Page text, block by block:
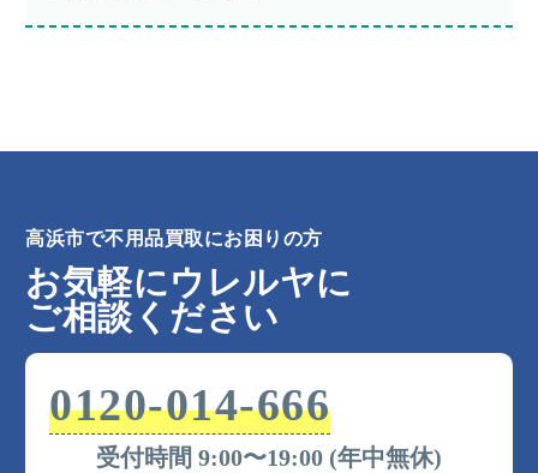
高浜市で不用品買取にお困りの方
お気軽にウレルヤに
ご相談ください
0120-014-666
受付時間 9:00〜19:00 (年中無休)